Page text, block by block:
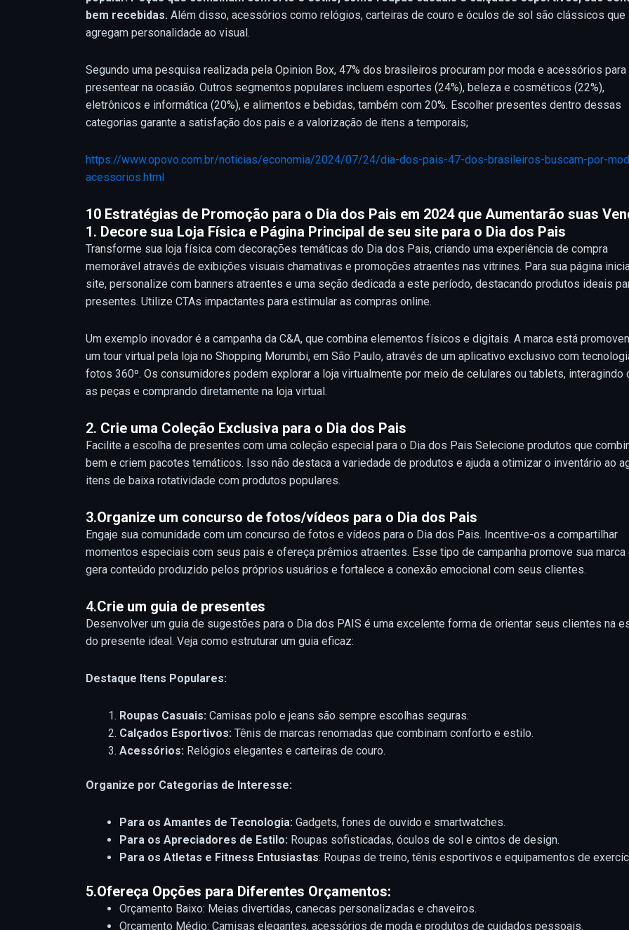
bem recebidas. Além disso, acessórios como relógios, carteiras de couro e óculos de sol são clássicos que
agregam personalidade ao visual.
Segundo uma pesquisa realizada pela Opinion Box, 47% dos brasileiros procuram por moda e acessórios para
presentear na ocasião. Outros segmentos populares incluem esportes (24%), beleza e cosméticos (22%),
eletrônicos e informática (20%), e alimentos e bebidas, também com 20%. Escolher presentes dentro dessas
categorias garante a satisfação dos pais e a valorização de itens a temporais;
https://www.opovo.com.br/noticias/economia/2024/07/24/dia-dos-pais-47-dos-brasileiros-buscam-por-
acessorios.html
10 Estratégias de Promoção para o Dia dos Pais em 2024 que Aumentarão suas
1. Decore sua Loja Física e Página Principal de seu site para o Dia dos Pais
Transforme sua loja física com decorações temáticas do Dia dos Pais, criando uma experiência de compra
memorável através de exibições visuais chamativas e promoções atraentes nas vitrines. Para sua página
site, personalize com banners atraentes e uma seção dedicada a este período, destacando produtos ideais
presentes. Utilize CTAs impactantes para estimular as compras online.
Um exemplo inovador é a campanha da C&A, que combina elementos físicos e digitais. A marca está
um tour virtual pela loja no Shopping Morumbi, em São Paulo, através de um aplicativo exclusivo com
fotos 360º. Os consumidores podem explorar a loja virtualmente por meio de celulares ou tablets, interagindo
as peças e comprando diretamente na loja virtual.
2. Crie uma Coleção Exclusiva para o Dia dos Pais
Facilite a escolha de presentes com uma coleção especial para o Dia dos Pais Selecione produtos que
bem e criem pacotes temáticos. Isso não destaca a variedade de produtos e ajuda a otimizar o inventário ao
itens de baixa rotatividade com produtos populares.
3.Organize um concurso de fotos/vídeos para o Dia dos Pais
Engaje sua comunidade com um concurso de fotos e vídeos para o Dia dos Pais. Incentive-os a compartilhar
momentos especiais com seus pais e ofereça prêmios atraentes. Esse tipo de campanha promove sua marca
gera conteúdo produzido pelos próprios usuários e fortalece a conexão emocional com seus clientes.
4.Crie um guia de presentes
Desenvolver um guia de sugestões para o Dia dos PAIS é uma excelente forma de orientar seus clientes na
do presente ideal. Veja como estruturar um guia eficaz:
Destaque Itens Populares:
Roupas Casuais: Camisas polo e jeans são sempre escolhas seguras.
Calçados Esportivos: Tênis de marcas renomadas que combinam conforto e estilo.
Acessórios: Relógios elegantes e carteiras de couro.
Organize por Categorias de Interesse:
Para os Amantes de Tecnologia: Gadgets, fones de ouvido e smartwatches.
Para os Apreciadores de Estilo: Roupas sofisticadas, óculos de sol e cintos de design.
Para os Atletas e Fitness Entusiastas: Roupas de treino, tênis esportivos e equipamentos de
5.Ofereça Opções para Diferentes Orçamentos:
Orçamento Baixo: Meias divertidas, canecas personalizadas e chaveiros.
Orçamento Médio: Camisas elegantes, acessórios de moda e produtos de cuidados pessoais.